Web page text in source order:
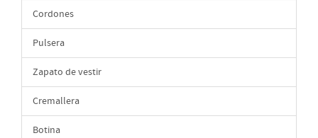
Cordones
Pulsera
Zapato de vestir
Cremallera
Botina